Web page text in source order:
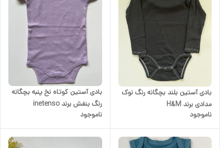
بادی آستین بلند بچگانه رنگ نوک
مدادی برند H&M
ناموجود
بادی آستین کوتاه نخ پنبه بچگانه
رنگ بنفش برند inetenso
ناموجود